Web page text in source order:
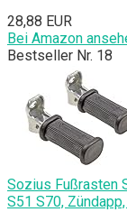
28,88 EUR
Bei Amazon
Bestseller Nr. 18
Sozius Fußrasten
S51 S70,